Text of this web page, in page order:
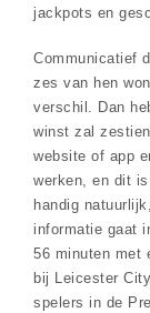
jackpots en
Communicatief
zes van hen
verschil. Dan
winst zal
website of app
werken, en dit
handig
informatie gaat
56 minuten met
bij Leicester
spelers in de